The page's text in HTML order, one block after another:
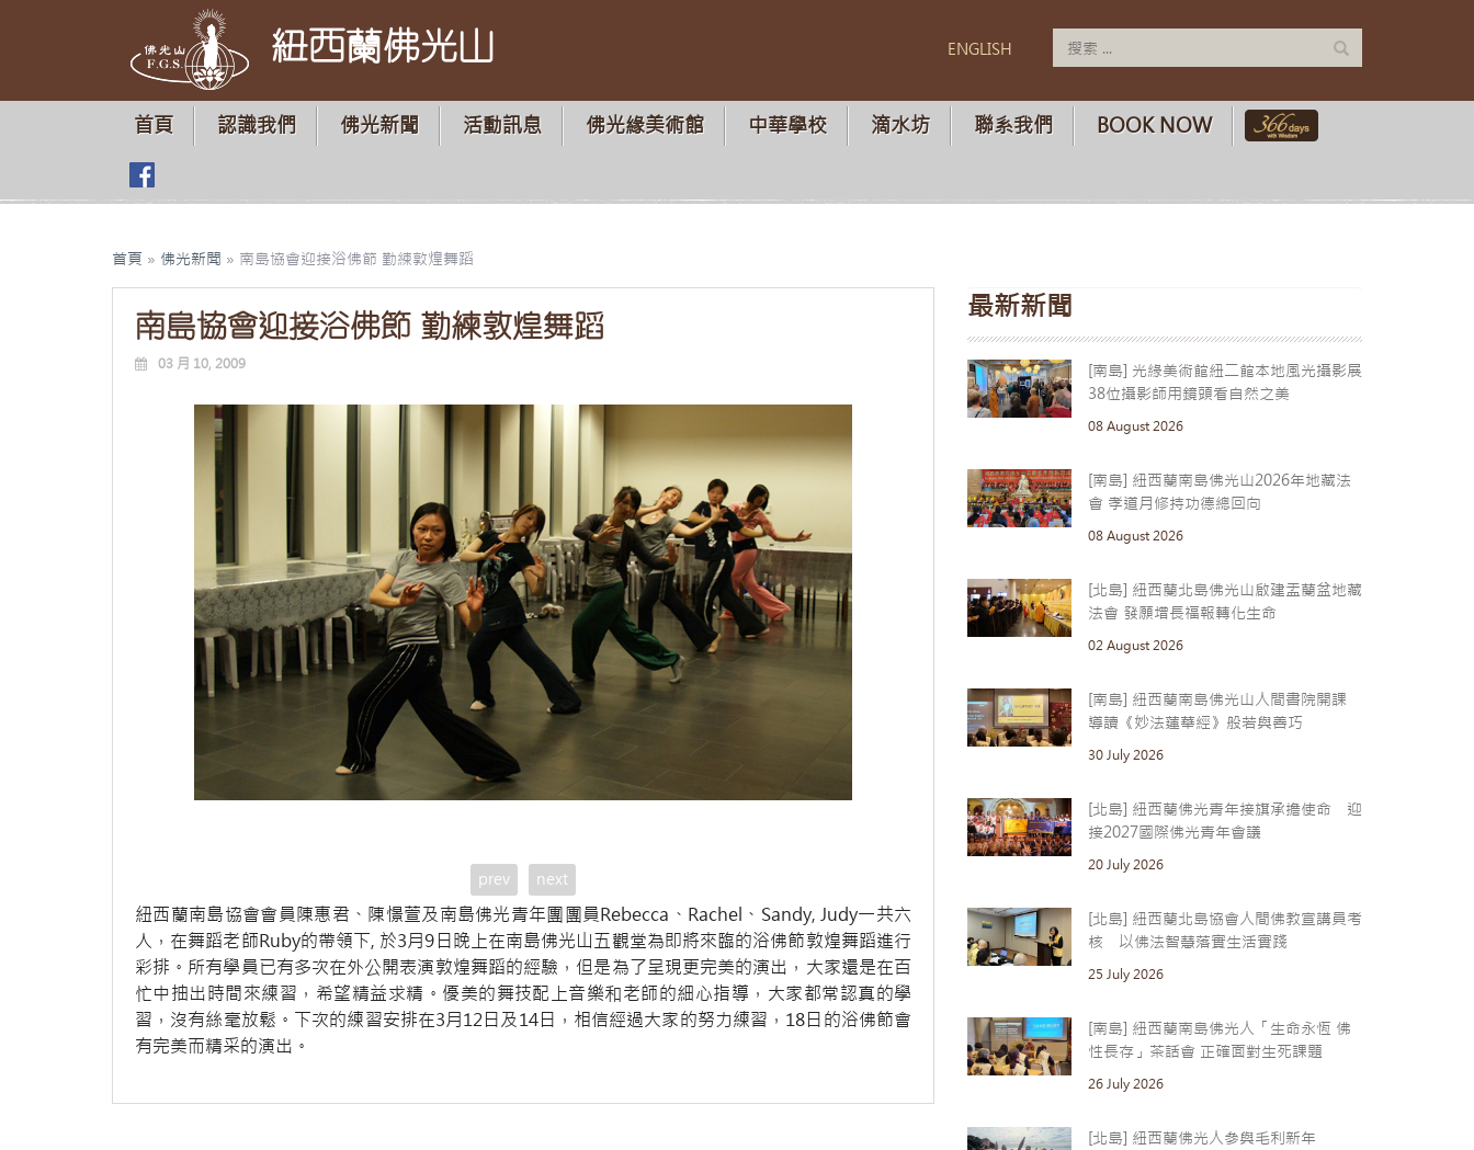
紐西蘭佛光山 ENGLISH
首頁 認識我們 佛光新聞 活動訊息 佛光緣美術館 中華學校 滴水坊 聯系我們 BOOK NOW
首頁 » 佛光新聞 » 南島協會迎接浴佛節 勤練敦煌舞蹈
南島協會迎接浴佛節 勤練敦煌舞蹈
03 月 10, 2009
prev next
紐西蘭南島協會會員陳惠君、陳憬萱及南島佛光青年團團員Rebecca、Rachel、Sandy, Judy一共六
人，在舞蹈老師Ruby的帶領下, 於3月9日晚上在南島佛光山五觀堂為即將來臨的浴佛節敦煌舞蹈進行
彩排。所有學員已有多次在外公開表演敦煌舞蹈的經驗，但是為了呈現更完美的演出，大家還是在百
忙中抽出時間來練習，希望精益求精。優美的舞技配上音樂和老師的細心指導，大家都常認真的學
習，沒有絲毫放鬆。下次的練習安排在3月12日及14日，相信經過大家的努力練習，18日的浴佛節會
有完美而精采的演出。
最新新聞
[南島] 光緣美術館紐二館本地風光攝影展
38位攝影師用鏡頭看自然之美
08 August 2026
[南島] 紐西蘭南島佛光山2026年地藏法
會 孝道月修持功德總回向
08 August 2026
[北島] 紐西蘭北島佛光山啟建盂蘭盆地藏
法會 發願增長福報轉化生命
02 August 2026
[南島] 紐西蘭南島佛光山人間書院開課
導讀《妙法蓮華經》般若與善巧
30 July 2026
[北島] 紐西蘭佛光青年接旗承擔使命 迎
接2027國際佛光青年會議
20 July 2026
[北島] 紐西蘭北島協會人間佛教宣講員考
核 以佛法智慧落實生活實踐
25 July 2026
[南島] 紐西蘭南島佛光人「生命永恆 佛
性長存」茶話會 正確面對生死課題
26 July 2026
[北島] 紐西蘭佛光人參與毛利新年